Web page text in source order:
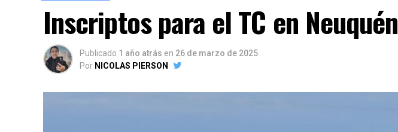
Inscriptos para el TC en Neuquén
Publicado 1 año atrás en 26 de marzo de 2025
Por NICOLAS PIERSON